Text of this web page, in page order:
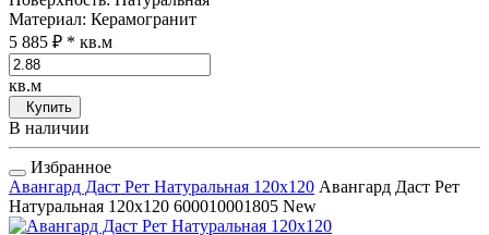
Материал: Керамогранит
5 885 ₽ * кв.м
кв.м
Купить
В наличии
Избранное
Авангард Даст Рет Натуральная 120x120 Авангард Даст Рет
Натуральная 120x120 600010001805 New